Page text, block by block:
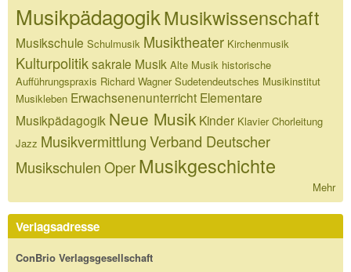
MusikpädagogikMusikwissenschaft
Musikschule Schulmusik Musiktheater Kirchenmusik
Kulturpolitiksakrale Musik Alte Musik historische
Aufführungspraxis Richard Wagner Sudetendeutsches Musikinstitut
Musikleben Erwachsenenunterricht Elementare
Musikpädagogik Neue Musik Kinder Klavier Chorleitung
Jazz MusikvermittlungVerband Deutscher
MusikschulenOperMusikgeschichte
Mehr
Verlagsadresse
ConBrio Verlagsgesellschaft